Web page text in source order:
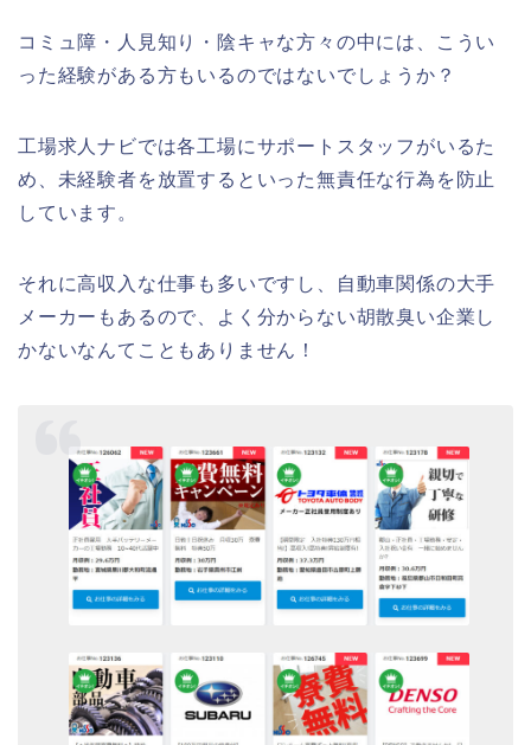
コミュ障・人見知り・陰キャな方々の中には、こうい
った経験がある方もいるのではないでしょうか？
工場求人ナビでは各工場にサポートスタッフがいるた
め、未経験者を放置するといった無責任な行為を防止
しています。
それに高収入な仕事も多いですし、自動車関係の大手
メーカーもあるので、よく分からない胡散臭い企業し
かないなんてこともありません！